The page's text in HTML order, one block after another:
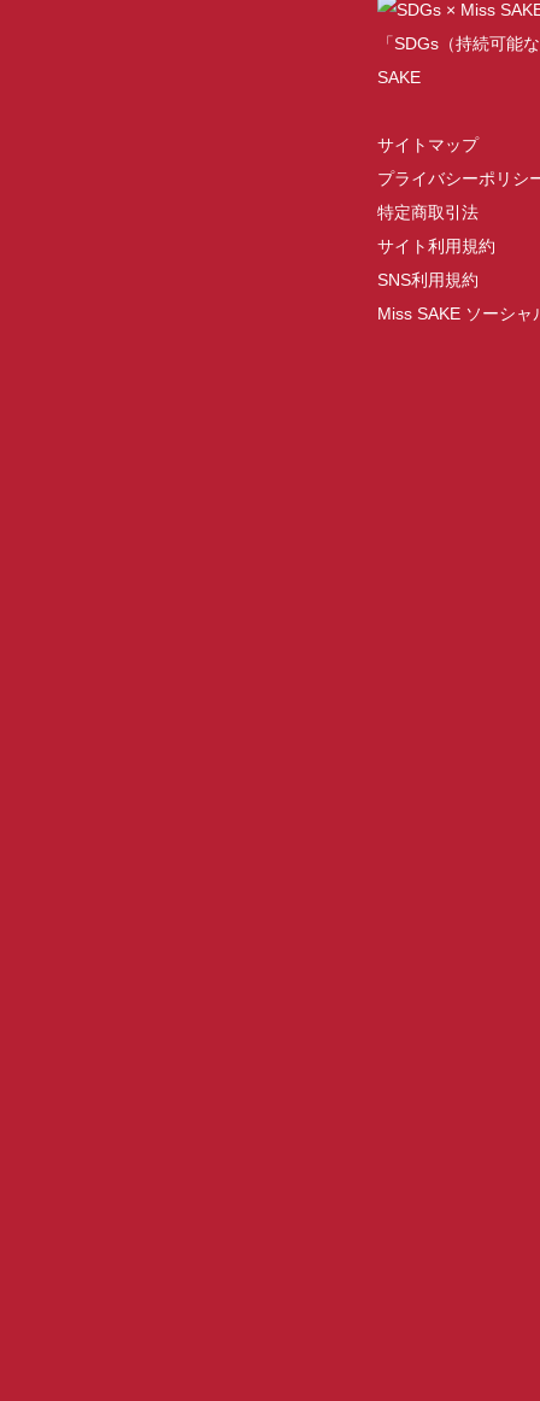
「SDGs（持続可能
SAKE
サイトマップ
プライバシーポリシ
特定商取引法
サイト利用規約
SNS利用規約
Miss SAKE ソーシ